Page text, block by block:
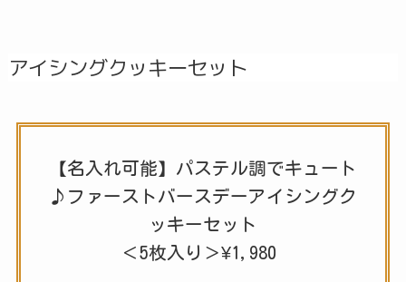
アイシングクッキーセット
【名入れ可能】パステル調でキュート
♪ファーストバースデーアイシングク
ッキーセット
＜5枚入り＞¥1,980